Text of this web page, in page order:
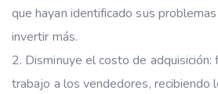
que hayan identificado sus
invertir más.
Disminuye el costo de adquisición:
trabajo a los vendedores, recibiendo